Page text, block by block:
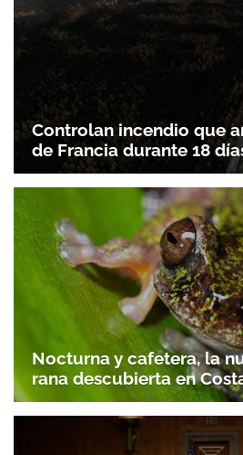
Controlan incendio que
de Francia durante 18
Nocturna y cafetera, la
rana descubierta en